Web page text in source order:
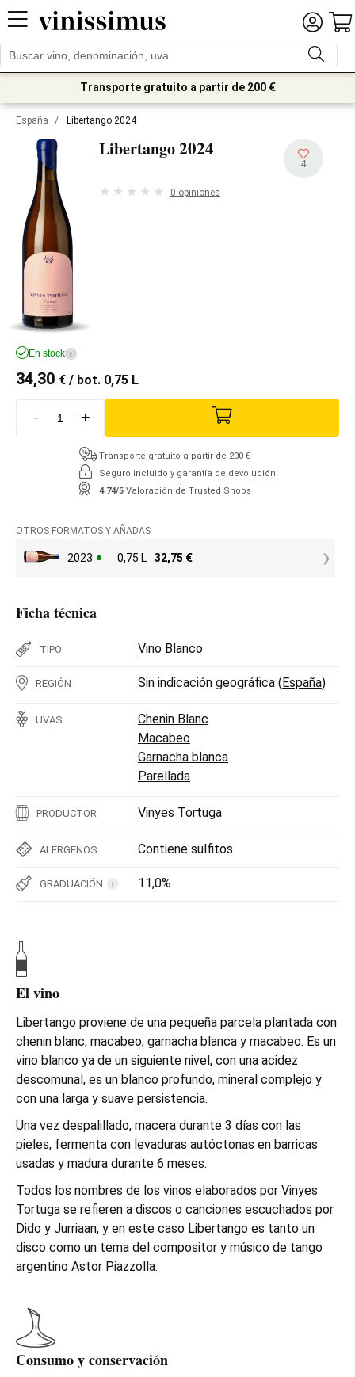
Transporte gratuito a partir de 200 €
España / Libertango 2024
Libertango2024
4
0 opiniones
En stock i
34,30 € / bot. 0,75 L
- +
Transporte gratuito a partir de 200 €
Seguro incluido y garantía de devolución
4.74/5 Valoración de Trusted Shops
OTROS FORMATOS Y AÑADAS
2023 0,75 L 32,75 €
Ficha técnica
TIPO Vino Blanco
REGIÓN Sin indicación geográfica (España)
UVAS
Chenin Blanc
Macabeo
Garnacha blanca
Parellada
PRODUCTOR Vinyes Tortuga
ALÉRGENOS Contiene sulfitos
GRADUACIÓN i 11,0%
El vino
Libertango proviene de una pequeña parcela plantada con
chenin blanc, macabeo, garnacha blanca y macabeo. Es un
vino blanco ya de un siguiente nivel, con una acidez
descomunal, es un blanco profundo, mineral complejo y
con una larga y suave persistencia.
Una vez despalillado, macera durante 3 días con las
pieles, fermenta con levaduras autóctonas en barricas
usadas y madura durante 6 meses.
Todos los nombres de los vinos elaborados por Vinyes
Tortuga se refieren a discos o canciones escuchados por
Dido y Jurriaan, y en este caso Libertango es tanto un
disco como un tema del compositor y músico de tango
argentino Astor Piazzolla.
Consumo y conservación